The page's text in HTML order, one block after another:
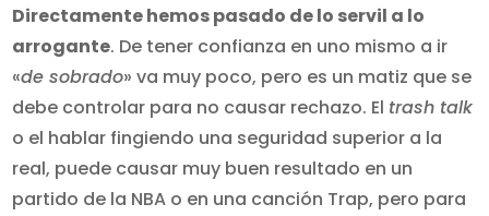
Directamente hemos pasado de lo servil a lo
arrogante. De tener confianza en uno mismo a ir
«de sobrado» va muy poco, pero es un matiz que se
debe controlar para no causar rechazo. El trash talk
o el hablar fingiendo una seguridad superior a la
real, puede causar muy buen resultado en un
partido de la NBA o en una canción Trap, pero para